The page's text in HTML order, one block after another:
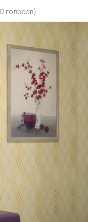
0 голосов)